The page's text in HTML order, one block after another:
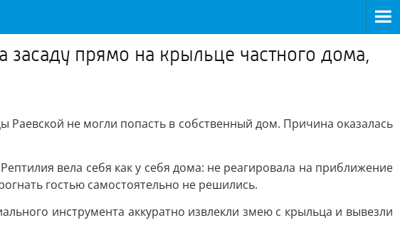
прямо на крыльце частного дома,
не могли попасть в собственный дом. Причина оказалась
вела себя как у себя дома: не реагировала на приближение
гостью самостоятельно не решились.
инструмента аккуратно извлекли змею с крыльца и вывезли